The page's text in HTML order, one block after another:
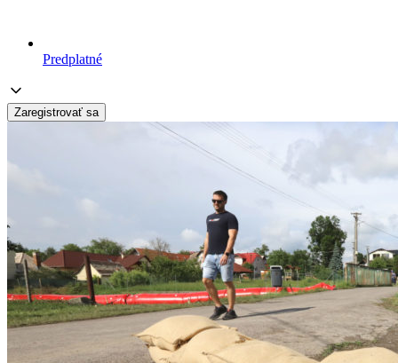
Predplatné
Zaregistrovať sa